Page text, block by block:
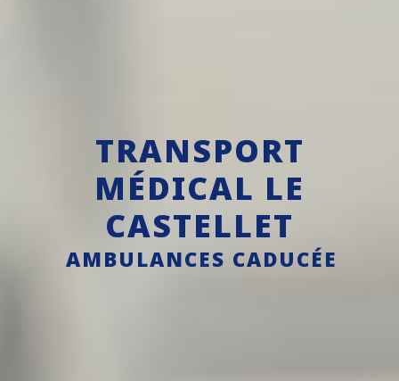
TRANSPORT
MÉDICAL LE
CASTELLET
AMBULANCES CADUCÉE